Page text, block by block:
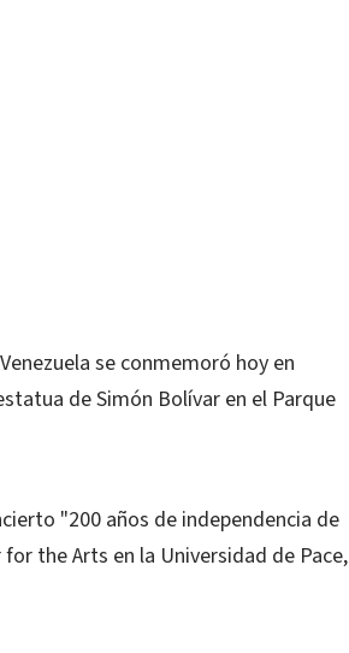
se conmemoró hoy en
de Simón Bolívar en el Parque
"200 años de independencia de
the Arts en la Universidad de Pace,